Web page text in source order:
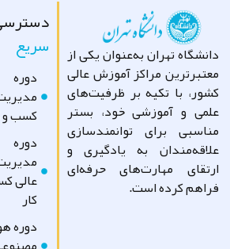
تهران به‌عنوان یکی از
مراکز آموزش عالی
با تکیه بر ظرفیت‌های
و آموزشی خود، بستر
برای توانمندسازی
به یادگیری و
مهارت‌های حرفه‌ای
کرده است.
دسترسی
سریع
مدیریت
کسب و کار
مدیریت
عالی کسب و
دوره هوش